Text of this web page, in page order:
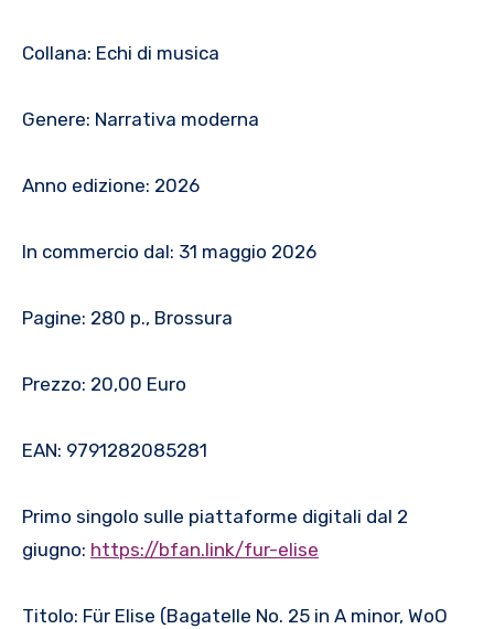
Collana: Echi di musica
Genere: Narrativa moderna
Anno edizione: 2026
In commercio dal: 31 maggio 2026
Pagine: 280 p., Brossura
Prezzo: 20,00 Euro
EAN: 9791282085281
Primo singolo sulle piattaforme digitali dal 2
giugno: https://bfan.link/fur-elise
Titolo: Für Elise (Bagatelle No. 25 in A minor, WoO